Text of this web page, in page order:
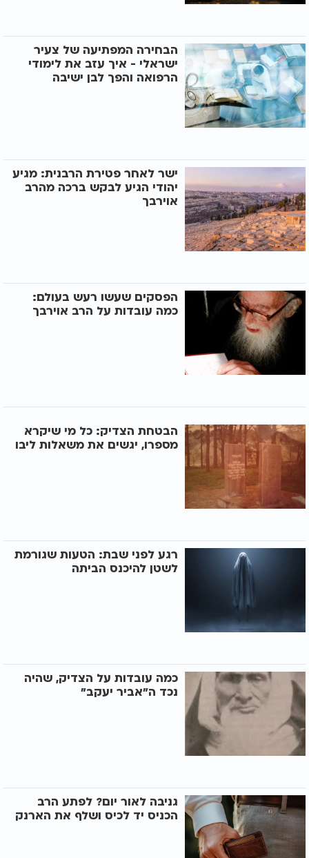
הבחירה המפתיעה של צעיר
ישראלי - איך עזב את לימודי
הרפואה והפך לבן ישיבה
ישר לאחר פטירת הרבנית: מגיע
יהודי הגיע לבקש ברכה מהרב
אוירבך
הפסקים שעשו רעש בעולם:
כמה עובדות על הרב אוירבך
הבטחת הצדיק: כל מי שיקרא
מספרו, יגשים את משאלות ליבו
רגע לפני שבת: הטעות שגורמת
לשטן להיכנס הביתה
כמה עובדות על הצדיק, שהיה
נכד ה"אביר יעקב"
גניבה לאור יום? לפתע הרב
הכניס יד לכיס ושלף את הארנק